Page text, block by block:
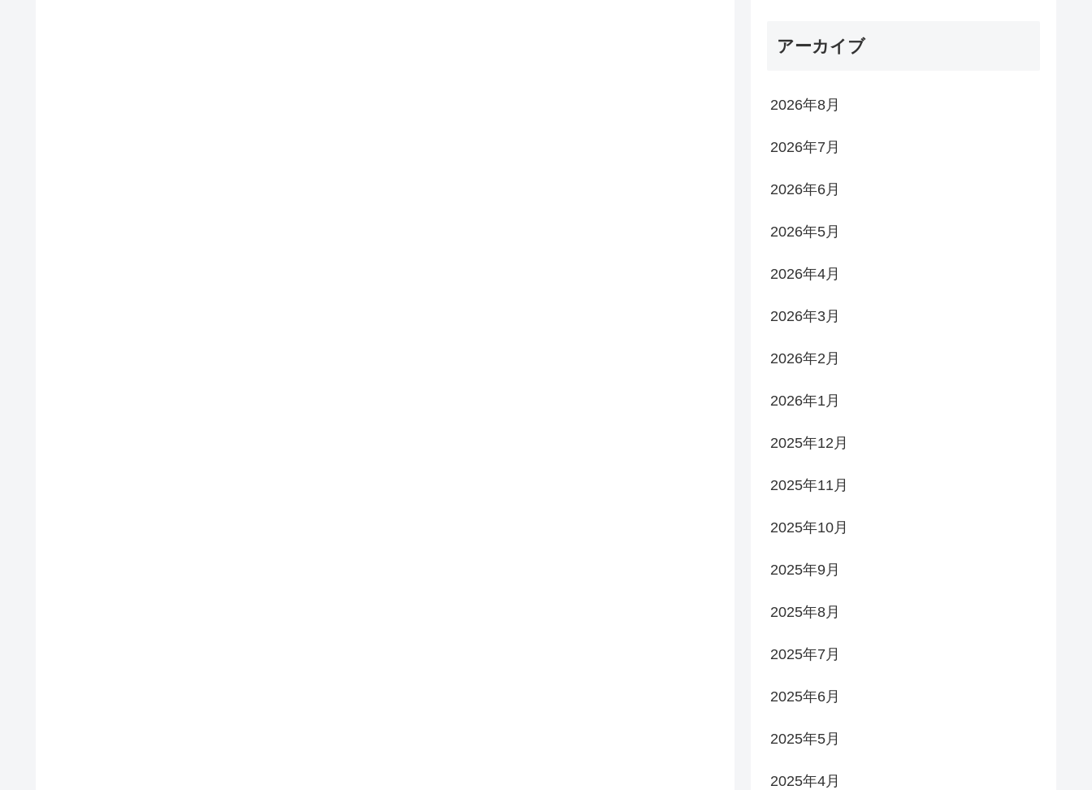
アーカイブ
2026年8月
2026年7月
2026年6月
2026年5月
2026年4月
2026年3月
2026年2月
2026年1月
2025年12月
2025年11月
2025年10月
2025年9月
2025年8月
2025年7月
2025年6月
2025年5月
2025年4月